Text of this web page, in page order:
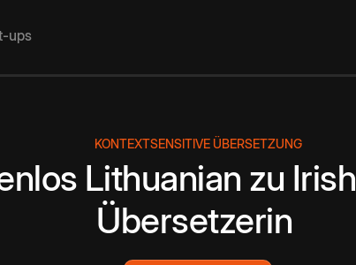
ups
KONTEXTSENSITIVE ÜBERSETZUNG
Lithuanian zu Irish
Übersetzerin